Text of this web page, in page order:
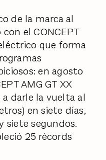
de la marca al
el CONCEPT
que forma
en agosto
AMG GT XX
darle la vuelta al
en siete días,
siete segundos.
25 récords